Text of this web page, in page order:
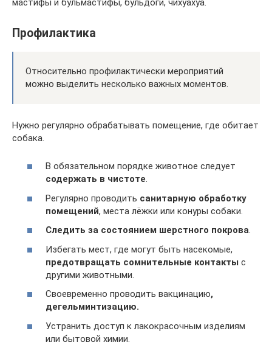
Профилактика
Относительно профилактически мероприятий
можно выделить несколько важных моментов.
Нужно регулярно обрабатывать помещение, где обитает
собака.
В обязательном порядке животное следует
содержать в чистоте.
Регулярно проводить санитарную обработку
помещений, места лёжки или конуры собаки.
Следить за состоянием шерстного покрова.
Избегать мест, где могут быть насекомые,
предотвращать сомнительные контакты с
другими животными.
Своевременно проводить вакцинацию,
дегельминтизацию.
Устранить доступ к лакокрасочным изделиям
или бытовой химии.